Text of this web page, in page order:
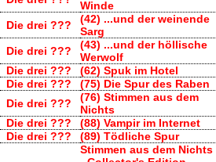
Winde
Die drei ???
(42) ...und der weinende
Sarg
Die drei ???
(43) ...und der höllische
Werwolf
Die drei ???
(62) Spuk im Hotel
Die drei ???
(75) Die Spur des Raben
Die drei ???
(76) Stimmen aus dem
Nichts
Die drei ???
(88) Vampir im Internet
Die drei ???
(89) Tödliche Spur
Stimmen aus dem Nichts